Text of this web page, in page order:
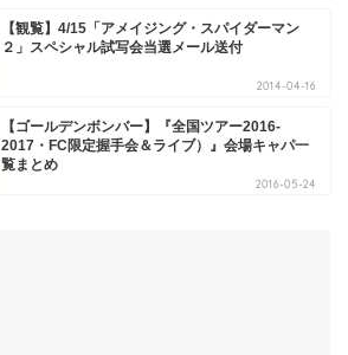
【観覧】4/15「アメイジング・スパイダーマン
２」スペシャル試写会当選メール送付
2014-04-16
【ゴールデンボンバー】『全国ツアー2016-
2017・FC限定握手会＆ライブ）』会場キャパ一
覧まとめ
2016-05-24